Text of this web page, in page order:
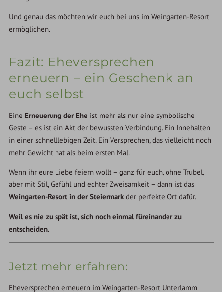
Und genau das möchten wir euch bei uns im Weingarten-Resort
ermöglichen.
Fazit: Eheversprechen
erneuern – ein Geschenk an
euch selbst
Eine Erneuerung der Ehe ist mehr als nur eine symbolische
Geste – es ist ein Akt der bewussten Verbindung. Ein Innehalten
in einer schnelllebigen Zeit. Ein Versprechen, das vielleicht noch
mehr Gewicht hat als beim ersten Mal.
Wenn ihr eure Liebe feiern wollt – ganz für euch, ohne Trubel,
aber mit Stil, Gefühl und echter Zweisamkeit – dann ist das
Weingarten-Resort in der Steiermark der perfekte Ort dafür.
Weil es nie zu spät ist, sich noch einmal füreinander zu
entscheiden.
Jetzt mehr erfahren:
Eheversprechen erneuern im Weingarten-Resort Unterlamm